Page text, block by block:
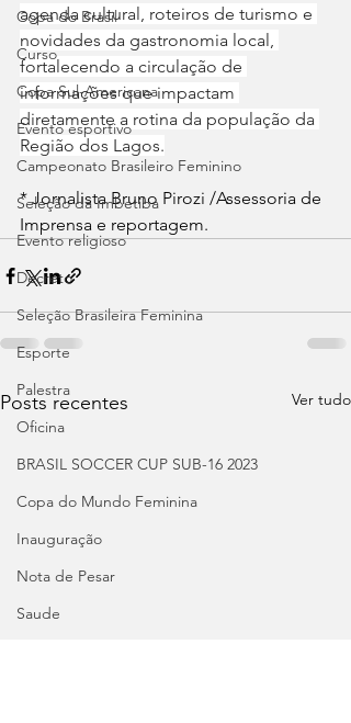
Copa do Brasil
Curso
Copa Sul-Americana
Evento esportivo
Campeonato Brasileiro Feminino
Seleção da Imbetiba
Evento religioso
Decreto
Seleção Brasileira Feminina
Esporte
Palestra
Oficina
BRASIL SOCCER CUP SUB-16 2023
Copa do Mundo Feminina
Inauguração
Nota de Pesar
Saude
agenda cultural, roteiros de turismo e
novidades da gastronomia local,
fortalecendo a circulação de
informações que impactam
diretamente a rotina da população da
Região dos Lagos.
* Jornalista Bruno Pirozi /Assessoria de
Imprensa e reportagem.
Posts recentes Ver tudo